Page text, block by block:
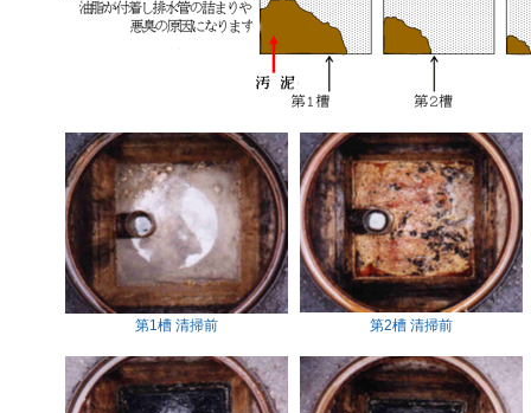
第1槽 清掃前 第2槽 清掃前